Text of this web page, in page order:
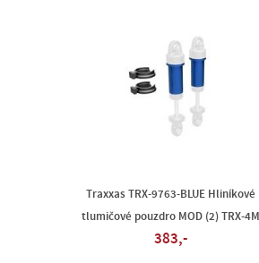
Traxxas TRX-9763-BLUE Hliníkové
tlumičové pouzdro MOD (2) TRX-4M
383,-